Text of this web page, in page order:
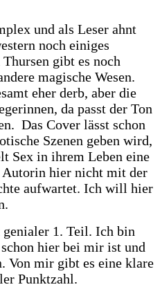
und als Leser ahnt
noch einiges
gibt es noch
magische Wesen.
eher derb, aber die
da passt der Ton
Das Cover lässt schon
Szenen geben wird,
Sex in ihrem Leben eine
hier nicht mit der
aufwartet. Ich will hier
1. Teil. Ich bin
hier bei mir ist und
Von mir gibt es eine klare
Punktzahl.